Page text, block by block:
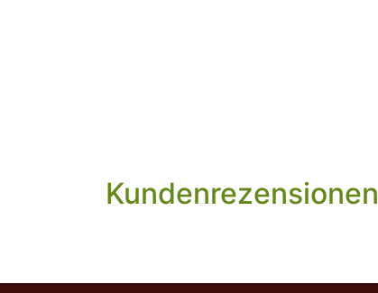
Kundenrezensionen